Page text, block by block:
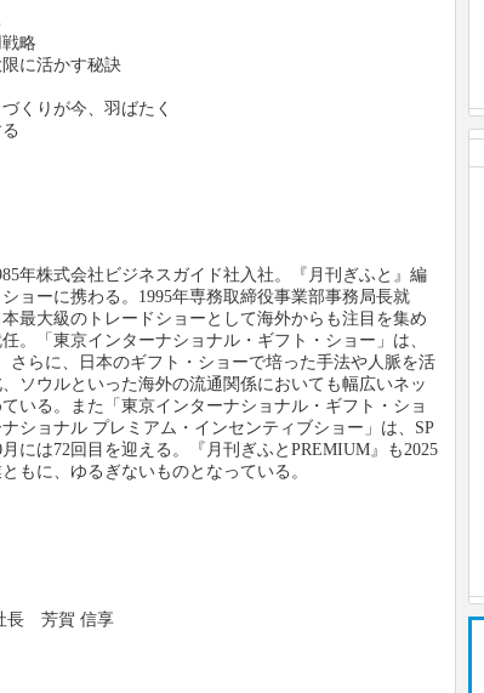
略
に活かす秘訣
くりが今、羽ばたく
年株式会社ビジネスガイド社入社。『月刊ぎふと』編
ョーに携わる。1995年専務取締役事業部事務局長就
最大級のトレードショーとして海外からも注目を集め
。「東京インターナショナル・ギフト・ショー」は、
さらに、日本のギフト・ショーで培った手法や人脈を活
ソウルといった海外の流通関係においても幅広いネッ
いる。また「東京インターナショナル・ギフト・ショ
ショナル プレミアム・インセンティブショー」は、SP
には72回目を迎える。『月刊ぎふとPREMIUM』も2025
もに、ゆるぎないものとなっている。
長 芳賀 信享